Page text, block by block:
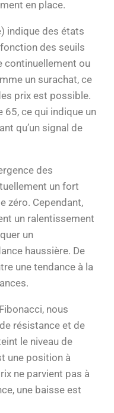
en place.
indique des états
des seuils
continuellement ou
un surachat, ce
prix est possible.
65, ce qui indique un
qu’un signal de
des
un fort
zéro. Cependant,
un ralentissement
un
haussière. De
une tendance à la
nous
résistance et de
le niveau de
une position à
ne parvient pas à
une baisse est